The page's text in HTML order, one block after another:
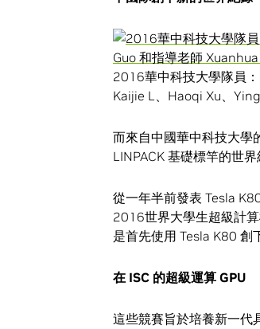
2016華中科技大學隊員
Kaijie L、Haoqi Xu、
而來自中國華中科技大
LINPACK 基礎標竿的世
從一年半前發表 Tesla
2016世界大學生超級計
是首先使用 Tesla K80 創
在 ISC 的超級運算 GPU
這些競賽旨於培養新一代